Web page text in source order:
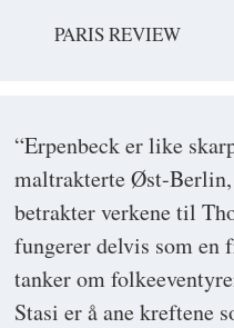
PARIS REVIEW
“Erpenbeck er like
maltrakterte Øst-
betrakter verkene til
fungerer delvis som en
tanker om
Stasi er å ane kreftene